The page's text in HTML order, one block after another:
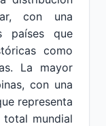
con una
países que
como
La mayor
con una
representa
total mundial